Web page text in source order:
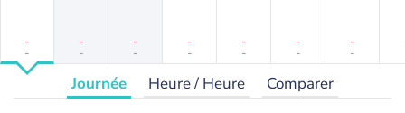
-
-
-
-
-
-
-
-
-
-
-
-
-
-
Journée Heure / Heure Comparer